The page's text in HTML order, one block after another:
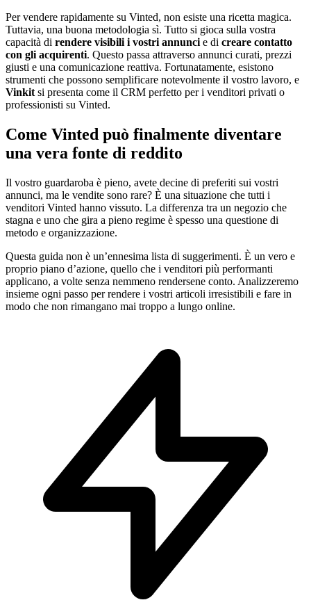
Per vendere rapidamente su Vinted, non esiste una ricetta magica.
Tuttavia, una buona metodologia sì. Tutto si gioca sulla vostra
capacità di rendere visibili i vostri annunci e di creare contatto
con gli acquirenti. Questo passa attraverso annunci curati, prezzi
giusti e una comunicazione reattiva. Fortunatamente, esistono
strumenti che possono semplificare notevolmente il vostro lavoro, e
Vinkit si presenta come il CRM perfetto per i venditori privati o
professionisti su Vinted.
Come Vinted può finalmente diventare
una vera fonte di reddito
Il vostro guardaroba è pieno, avete decine di preferiti sui vostri
annunci, ma le vendite sono rare? È una situazione che tutti i
venditori Vinted hanno vissuto. La differenza tra un negozio che
stagna e uno che gira a pieno regime è spesso una questione di
metodo e organizzazione.
Questa guida non è un’ennesima lista di suggerimenti. È un vero e
proprio piano d’azione, quello che i venditori più performanti
applicano, a volte senza nemmeno rendersene conto. Analizzeremo
insieme ogni passo per rendere i vostri articoli irresistibili e fare in
modo che non rimangano mai troppo a lungo online.